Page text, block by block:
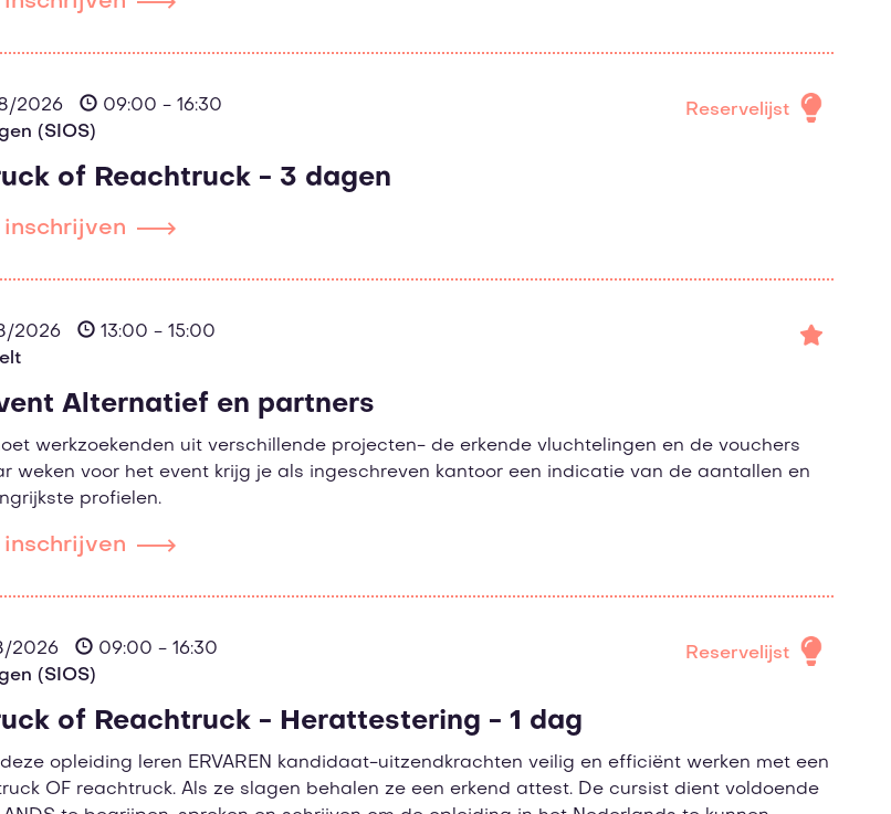
Reservelijst
2026
09:00 - 16:30
(SIOS)
of Reachtruck - 3 dagen
2026
13:00 - 15:00
Alternatief en partners
werkzoekenden uit verschillende projecten- de erkende vluchtelingen en de vouchers
weken voor het event krijg je als ingeschreven kantoor een indicatie van de aantallen en
profielen.
Reservelijst
2026
09:00 - 16:30
(SIOS)
of Reachtruck - Herattestering - 1 dag
deze opleiding leren ERVAREN kandidaat-uitzendkrachten veilig en efficiënt werken met een
OF reachtruck. Als ze slagen behalen ze een erkend attest. De cursist dient voldoende